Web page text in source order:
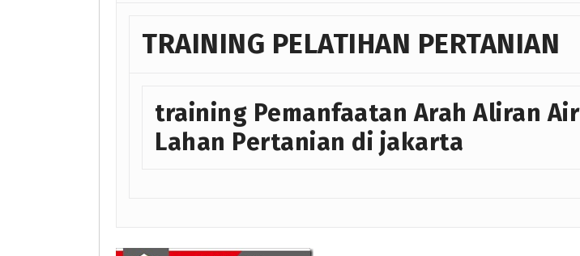
TRAINING PELATIHAN PERTANIAN
training Pemanfaatan Arah Aliran Air
Lahan Pertanian di jakarta